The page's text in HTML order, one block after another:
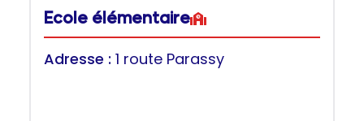
Ecole élémentaire
Adresse : 1 route Parassy